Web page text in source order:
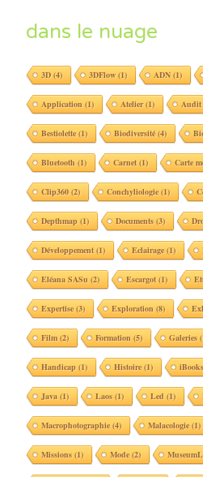
dans le nuage
3D(4) 3DFlow(1) ADN(1)
Application (1) Atelier(1) Audit
Bestiolette(1) Biodiversité(4)
Bluetooth (1) Carnet(1) Carte
Clip360(2) Conchyliologie(1)
Depthmap (1) Documents(3)
Développement(1) Eclairage(1)
Eléana SASu (2) Escargot(1)
Expertise(3) Exploration (8)
Film(2) Formation (5) Galeries
Handicap (1) Histoire(1)
Java (1) Laos(1) Led (1)
Macrophotographie(4) Malacologie(1)
Missions(1) Mode(2)